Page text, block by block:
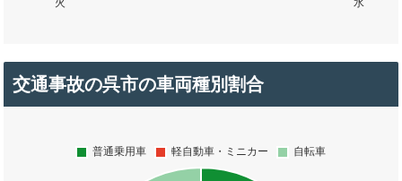
交通事故の呉市の車両種別割合